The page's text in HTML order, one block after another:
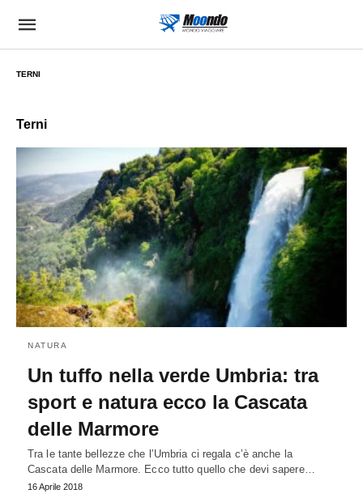
TERNI
Terni
NATURA
Un tuffo nella verde Umbria: tra
sport e natura ecco la Cascata
delle Marmore
Tra le tante bellezze che l’Umbria ci regala c’è anche la
Cascata delle Marmore. Ecco tutto quello che devi sapere…
16 Aprile 2018